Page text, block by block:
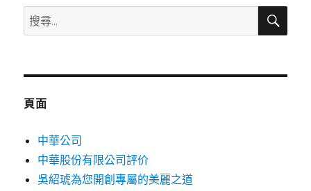
搜
尋
鍵
搜
頁面
中華公司
中華股份有限公司評价
吳紹琥為您開創專屬的美麗之道